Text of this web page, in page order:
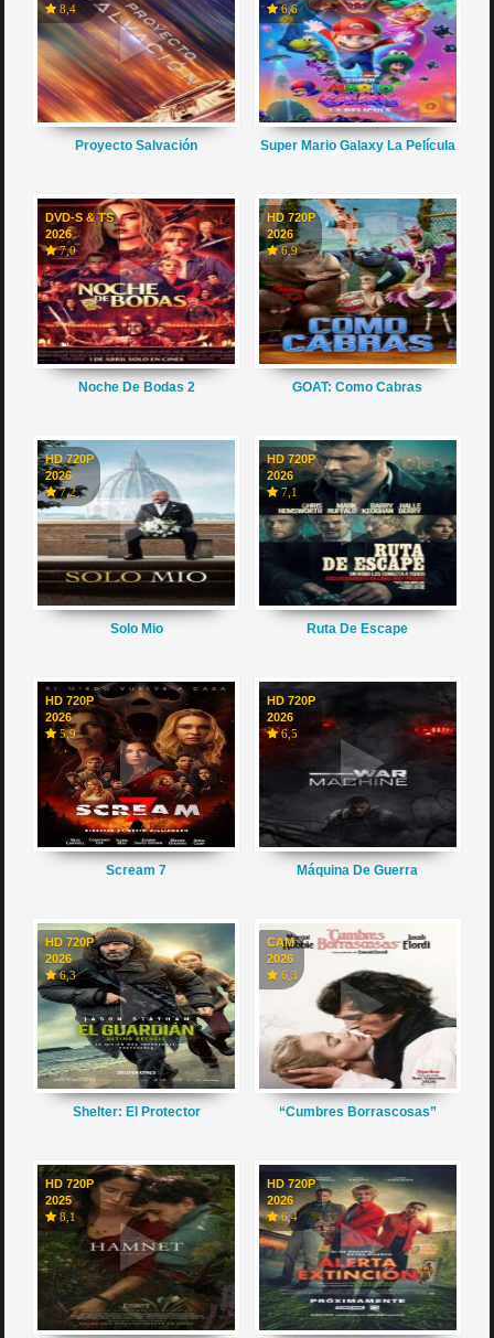
8,4
Proyecto Salvación
6,6
Super Mario Galaxy La Película
DVD-S & TS
2026
7,0
Noche De Bodas 2
HD 720P
2026
6,9
GOAT: Como Cabras
HD 720P
2026
7,2
Solo Mio
HD 720P
2026
7,1
Ruta De Escape
HD 720P
2026
5,9
Scream 7
HD 720P
2026
6,5
Máquina De Guerra
HD 720P
2026
6,3
Shelter: El Protector
CAM
2026
6,3
“Cumbres Borrascosas”
HD 720P
2025
8,1
HD 720P
2026
6,4